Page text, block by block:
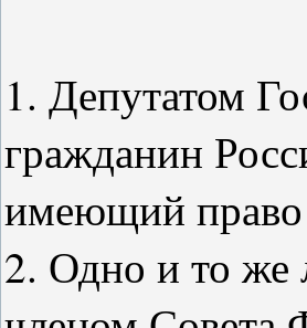
1. Депутатом
гражданин
имеющий право
2. Одно и то же